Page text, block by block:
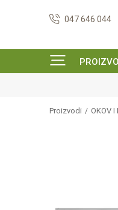
047 646 044
Proizvodi OKOV I